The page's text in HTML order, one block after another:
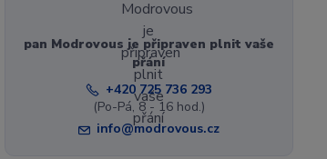
pan Modrovous je připraven plnit vaše
přání
+420 725 736 293
(Po-Pá, 8 - 16 hod.)
info@modrovous.cz